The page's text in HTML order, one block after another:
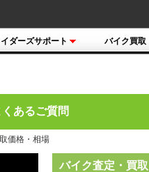
ダーズサポート バイク買取
くあるご質問
価格・相場
バイク査定・買